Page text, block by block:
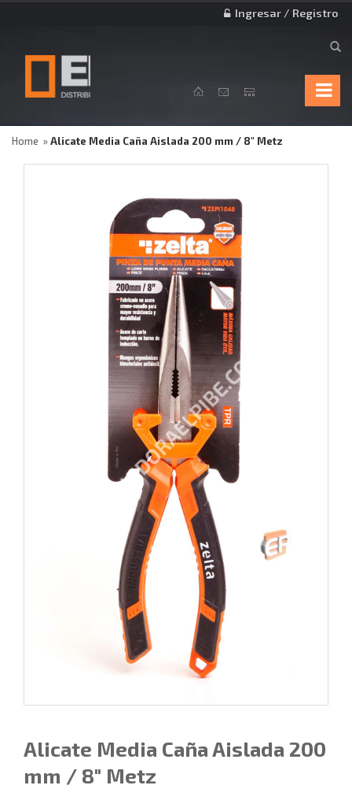
Ingresar / Registro
Home Alicate Media Caña Aislada 200 mm / 8" Metz
Alicate Media Caña Aislada 200
mm / 8" Metz